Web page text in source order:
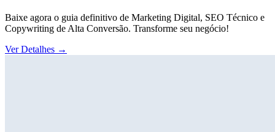
Baixe agora o guia definitivo de Marketing Digital, SEO Técnico e
Copywriting de Alta Conversão. Transforme seu negócio!
Ver Detalhes →